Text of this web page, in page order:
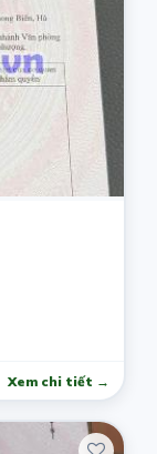
Xem chi tiết →